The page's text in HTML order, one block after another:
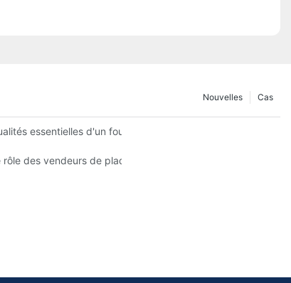
Cas
Nouvelles
essentielles d'un fournisseur fiable de plaquettes de
rôle des vendeurs de plaquettes de frein dans l'entretien des